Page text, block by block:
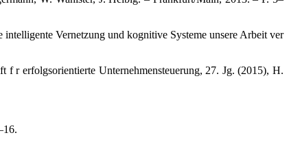
Vernetzung und kognitive Systeme unsere Arbeit ver
r erfolgsorientierte Unternehmensteuerung, 27. Jg. (2015), H.